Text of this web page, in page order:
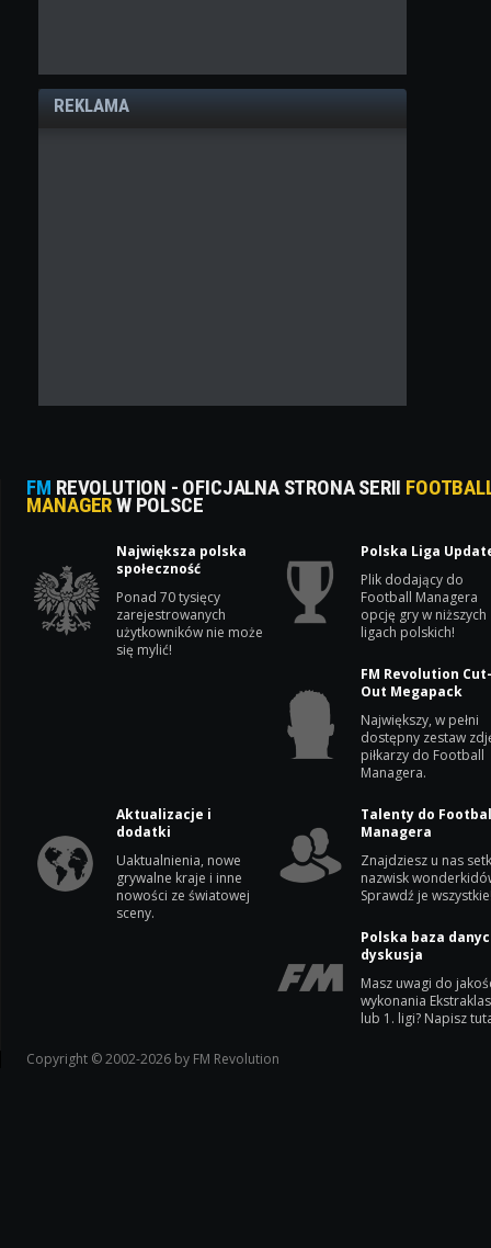
REKLAMA
FM REVOLUTION - OFICJALNA STRONA SERII
MANAGERW POLSCE
Największa polska
społeczność
Ponad 70 tysięcy
zarejestrowanych
użytkowników nie może
się mylić!
Polska Liga
Plik dodający do
Football Managera
opcję gry w niższych
ligach polskich!
FM Revolution
Out Megapack
Największy, w pełni
dostępny zestaw
piłkarzy do Football
Managera.
Aktualizacje i
dodatki
Uaktualnienia, nowe
grywalne kraje i inne
nowości ze światowej
sceny.
Talenty do
Managera
Znajdziesz u nas
nazwisk
Sprawdź je
Polska baza
dyskusja
Masz uwagi do
wykonania
lub 1. ligi? Napisz
Copyright © 2002-2026 by FM Revolution